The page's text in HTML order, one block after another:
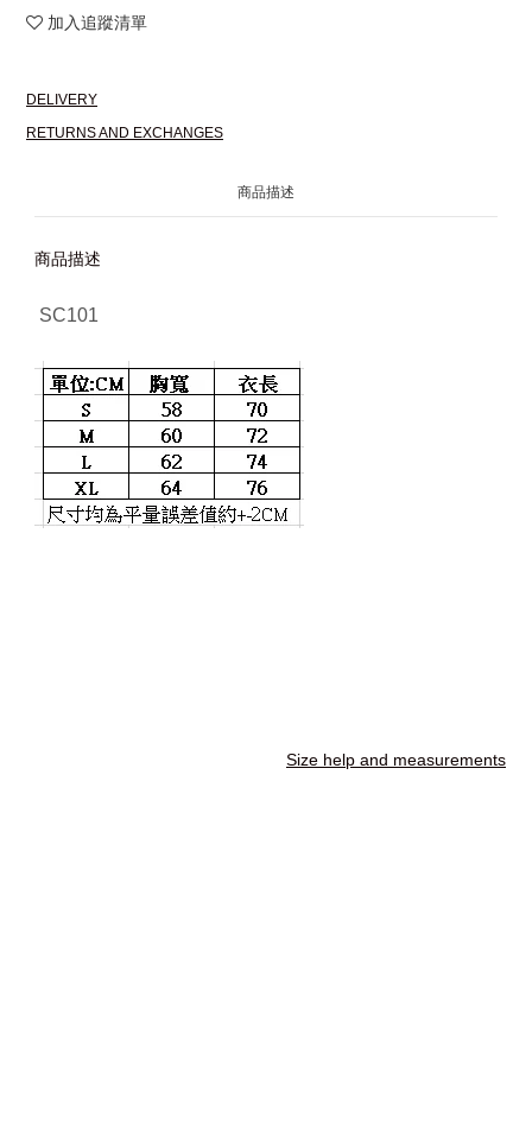
加入追蹤清單
DELIVERY
RETURNS AND EXCHANGES
商品描述
商品描述
SC101
Size help and measurements